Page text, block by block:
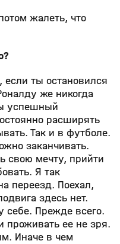
жалеть, что
ты остановился
же никогда
успешный
расширять
Так и в футболе.
заканчивать.
свою мечту, прийти
Я так
переезд. Поехал,
здесь нет.
Прежде всего.
ее не зря.
Иначе в чем